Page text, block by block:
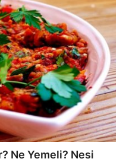
Ne Yemeli? Nesi